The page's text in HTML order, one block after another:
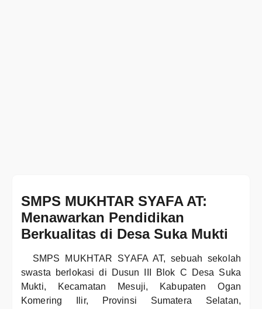
SMPS MUKHTAR SYAFA AT:
Menawarkan Pendidikan
Berkualitas di Desa Suka Mukti
SMPS MUKHTAR SYAFA AT, sebuah sekolah
swasta berlokasi di Dusun III Blok C Desa Suka
Mukti, Kecamatan Mesuji, Kabupaten Ogan
Komering Ilir, Provinsi Sumatera Selatan,